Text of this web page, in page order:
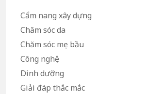
Cẩm nang xây dựng
Chăm sóc da
Chăm sóc mẹ bầu
Công nghệ
Dinh dưỡng
Giải đáp thắc mắc